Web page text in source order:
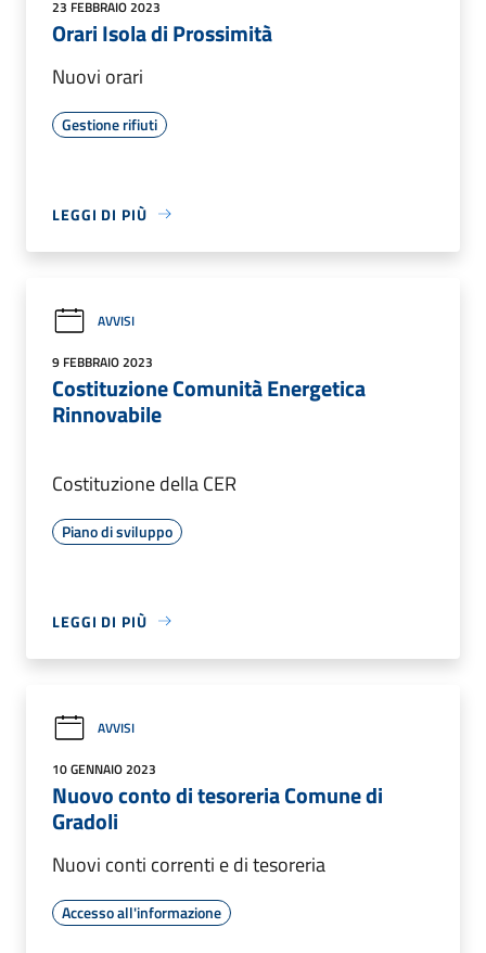
23 FEBBRAIO 2023
Orari Isola di Prossimità
Nuovi orari
Gestione rifiuti
LEGGI DI PIÙ
AVVISI
9 FEBBRAIO 2023
Costituzione Comunità Energetica
Rinnovabile
Costituzione della CER
Piano di sviluppo
LEGGI DI PIÙ
AVVISI
10 GENNAIO 2023
Nuovo conto di tesoreria Comune di
Gradoli
Nuovi conti correnti e di tesoreria
Accesso all'informazione